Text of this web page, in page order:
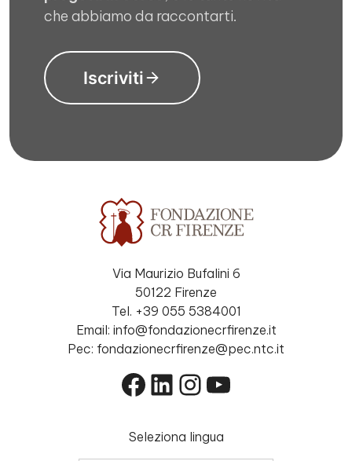
che abbiamo da raccontarti.
Iscriviti
Via Maurizio Bufalini 6
50122 Firenze
Tel. +39 055 5384001
Email: info@fondazionecrfirenze.it
Pec: fondazionecrfirenze@pec.ntc.it
Facebook
LinkedIn
Instagram
YouTube
Seleziona lingua